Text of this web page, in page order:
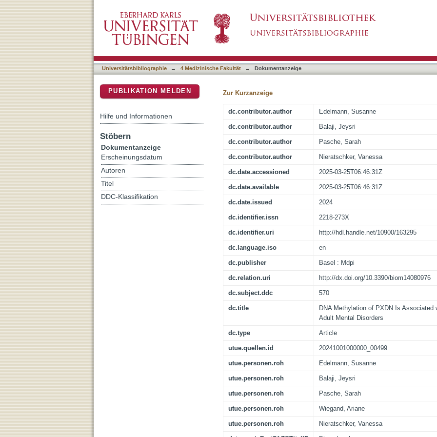
Universitätsbibliographie → 4 Medizinische Fakultät → Dokumentanzeige
Zur Kurzanzeige
dc.contributor.author Edelmann, Susanne
dc.contributor.author Balaji, Jeysri
dc.contributor.author Pasche, Sarah
dc.contributor.author Nieratschker, Vanessa
dc.date.accessioned 2025-03-25T06:46:31Z
dc.date.available 2025-03-25T06:46:31Z
dc.date.issued 2024
dc.identifier.issn 2218-273X
dc.identifier.uri http://hdl.handle.net/10900/163295
dc.language.iso en
dc.publisher Basel : Mdpi
dc.relation.uri http://dx.doi.org/10.3390/biom14080976
dc.subject.ddc 570
dc.title
DNA Methylation of PXDN Is Associated
Adult Mental Disorders
dc.type Article
utue.quellen.id 20241001000000_00499
utue.personen.roh Edelmann, Susanne
utue.personen.roh Balaji, Jeysri
utue.personen.roh Pasche, Sarah
utue.personen.roh Wiegand, Ariane
utue.personen.roh Nieratschker, Vanessa
PUBLIKATION MELDEN
Hilfe und Informationen
Stöbern
Dokumentanzeige
Erscheinungsdatum
Autoren
Titel
DDC-Klassifikation